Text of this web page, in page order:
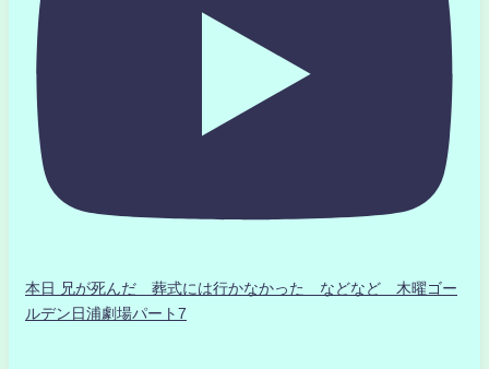
本日 兄が死んだ 葬式には行かなかった などなど 木曜ゴー
ルデン日浦劇場パート7